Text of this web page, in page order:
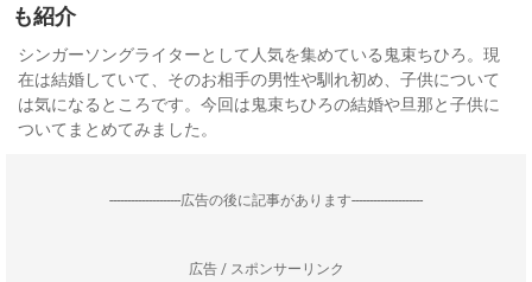
も紹介
シンガーソングライターとして人気を集めている鬼束ちひろ。現
在は結婚していて、そのお相手の男性や馴れ初め、子供について
は気になるところです。今回は鬼束ちひろの結婚や旦那と子供に
ついてまとめてみました。
--------------------広告の後に記事があります--------------------
広告 / スポンサーリンク